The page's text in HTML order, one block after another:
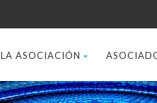
LA ASOCIACIÓN